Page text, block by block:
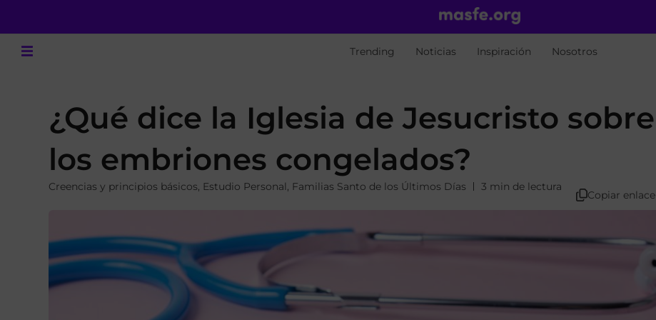
Trending Noticias Inspiración Nosotros
¿Qué dice la Iglesia de Jesucristo sobre
los embriones congelados?
Creencias y principios básicos, Estudio Personal, Familias Santo de los Últimos Días 3 min de lectura
Copiar enlace